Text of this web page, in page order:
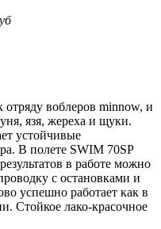
отряду воблеров minnow, и
язя, жереха и щуки.
устойчивые
В полете SWIM 70SP
в работе можно
с остановками и
успешно работает как в
Стойкое лако-красочное